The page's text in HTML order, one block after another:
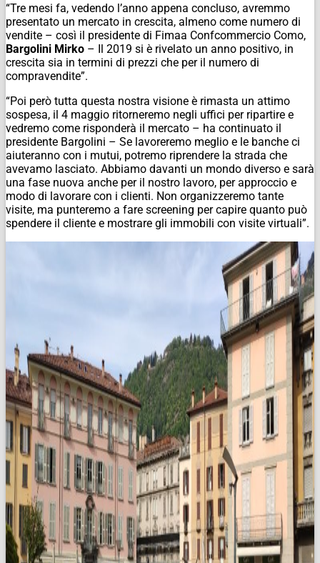
“Tre mesi fa, vedendo l’anno appena concluso, avremmo
presentato un mercato in crescita, almeno come numero di
vendite – così il presidente di Fimaa Confcommercio Como,
Bargolini Mirko – Il 2019 si è rivelato un anno positivo, in
crescita sia in termini di prezzi che per il numero di
compravendite”.
“Poi però tutta questa nostra visione è rimasta un attimo
sospesa, il 4 maggio ritorneremo negli uffici per ripartire e
vedremo come risponderà il mercato – ha continuato il
presidente Bargolini – Se lavoreremo meglio e le banche ci
aiuteranno con i mutui, potremo riprendere la strada che
avevamo lasciato. Abbiamo davanti un mondo diverso e sarà
una fase nuova anche per il nostro lavoro, per approccio e
modo di lavorare con i clienti. Non organizzeremo tante
visite, ma punteremo a fare screening per capire quanto può
spendere il cliente e mostrare gli immobili con visite virtuali”.